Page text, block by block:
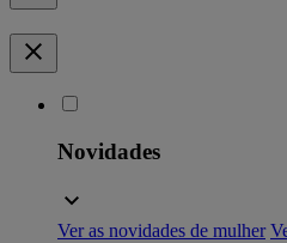
Novidades
Ver as novidades de mulher